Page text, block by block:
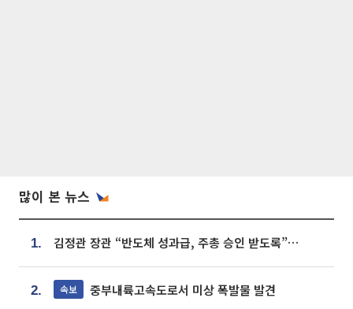
많이 본 뉴스
1. 김정관 장관 “반도체 성과급, 주총 승인 받도록”…상법·자본시장법 개정 시사
2. 속보 중부내륙고속도로서 미상 폭발물 발견